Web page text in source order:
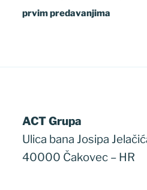
prvim predavanjima
ACT Grupa
Ulica bana Josipa
40000 Čakovec – HR